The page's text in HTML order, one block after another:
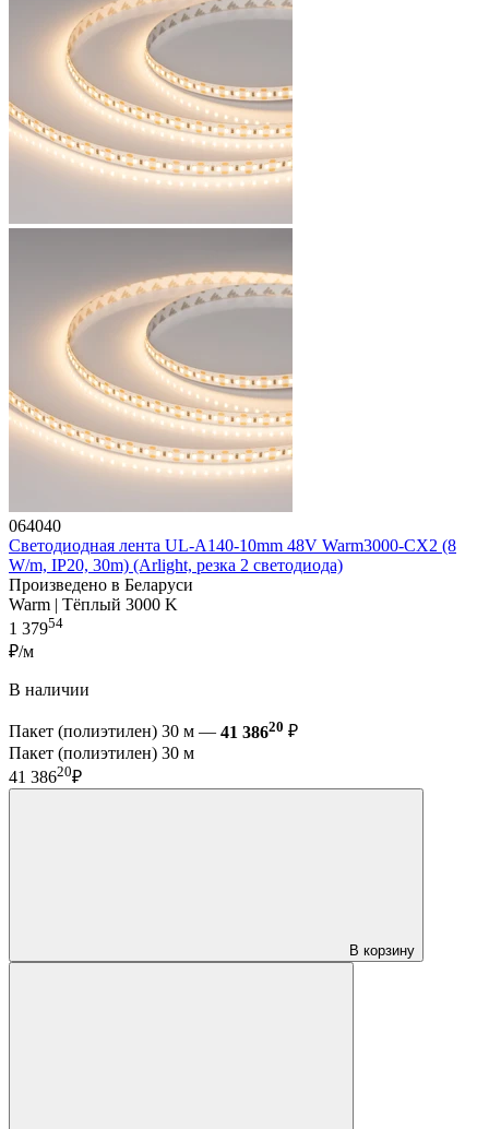
064040
Светодиодная лента UL-A140-10mm 48V Warm3000-CX2 (8
W/m, IP20, 30m) (Arlight, резка 2 светодиода)
Произведено в Беларуси
Warm | Тёплый 3000 K
1 37954
₽/м
В наличии
Пакет (полиэтилен) 30 м — 41 38620 ₽
Пакет (полиэтилен) 30 м
41 38620₽
В корзину